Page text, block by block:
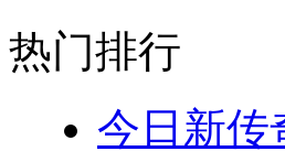
热门排行
今日新传